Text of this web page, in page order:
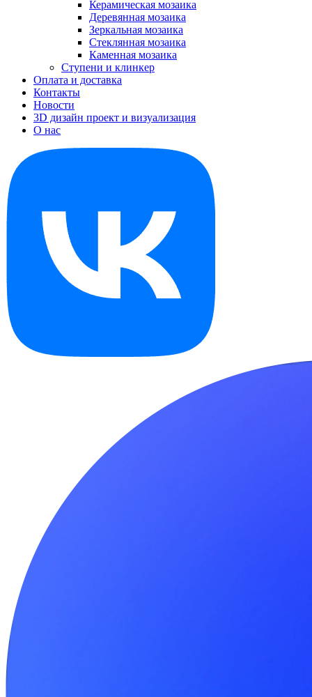
Керамическая мозаика
Деревянная мозаика
Зеркальная мозаика
Стеклянная мозаика
Каменная мозаика
Ступени и клинкер
Оплата и доставка
Контакты
Новости
3D дизайн проект и визуализация
О нас